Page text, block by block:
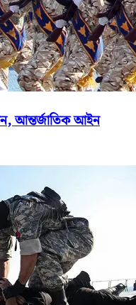
আন্তর্জাতিক আইন